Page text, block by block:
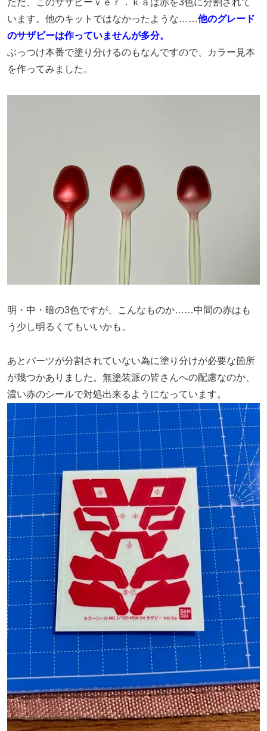
ただ、このサザビーｖｅｒ．ｋａは赤を3色に分割されて
います。他のキットではなかったような……他のグレード
のサザビーは作っていませんが多分。
ぶっつけ本番で塗り分けるのもなんですので、カラー見本
を作ってみました。
明・中・暗の3色ですが、こんなものか……中間の赤はも
う少し明るくてもいいかも。
あとパーツが分割されていない為に塗り分けが必要な箇所
が幾つかありました。無塗装派の皆さんへの配慮なのか、
濃い赤のシールで対処出来るようになっています。